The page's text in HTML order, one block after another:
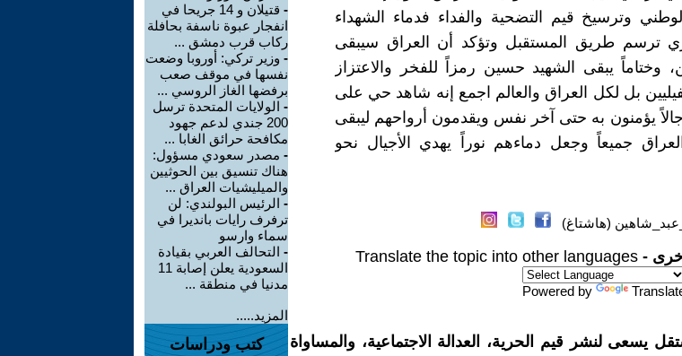
وترسيخ قيم التضحية والفداء فدماء الشهداء
ترسم طريق المستقبل وتؤكد أن العراق سيبقى
وختاماً يبقى الشهيد حسين رمزاً للفخر والاعتزاز
بل لكل العراق والعالم اجمع إنه شاهد حي على
يؤمنون به حتى آخر نفس ويقدمون أرواحهم ليبقى
جميعاً وجعل دماءهم نوراً يهدي الأجيال نحو
(هاشتاغ)
-
Translate the topic into other languages
Powered by
يسعى لنشر قيم الحرية، العدالة الاجتماعية، والمساواة
-
قتيلان و 14 جريحا في
انفجار عبوة ناسفة بحافلة
ركاب قرب دمشق ...
- وزير تركي: أوروبا وضعت
نفسها في موقف صعب
برفضها الغاز الروسي ...
- الولايات المتحدة ترسل
200 جندي لدعم جهود
مكافحة حرائق الغابا ...
- مصدر سعودي مسؤول:
هناك تنسيق بين الحوثيين
والميليشيات العراق ...
- الرئيس البولندي: لن
ترفرف رايات بانديرا في
سماء وارسو
- التحالف العربي بقيادة
السعودية يعلن إصابة 11
مدنيا في منطقة ...
المزيد.....
كتب ودراسات